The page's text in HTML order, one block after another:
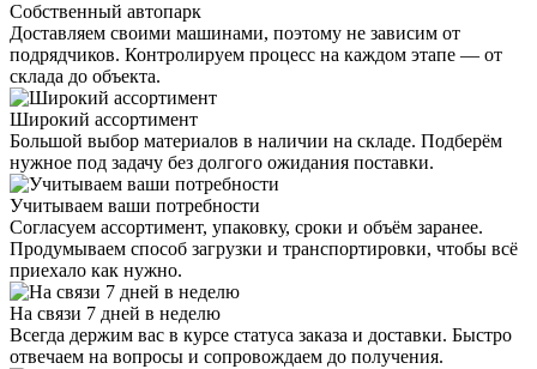
Собственный автопарк
Доставляем своими машинами, поэтому не зависим от
подрядчиков. Контролируем процесс на каждом этапе — от
склада до объекта.
Широкий ассортимент
Большой выбор материалов в наличии на складе. Подберём
нужное под задачу без долгого ожидания поставки.
Учитываем ваши потребности
Согласуем ассортимент, упаковку, сроки и объём заранее.
Продумываем способ загрузки и транспортировки, чтобы всё
приехало как нужно.
На связи 7 дней в неделю
Всегда держим вас в курсе статуса заказа и доставки. Быстро
отвечаем на вопросы и сопровождаем до получения.